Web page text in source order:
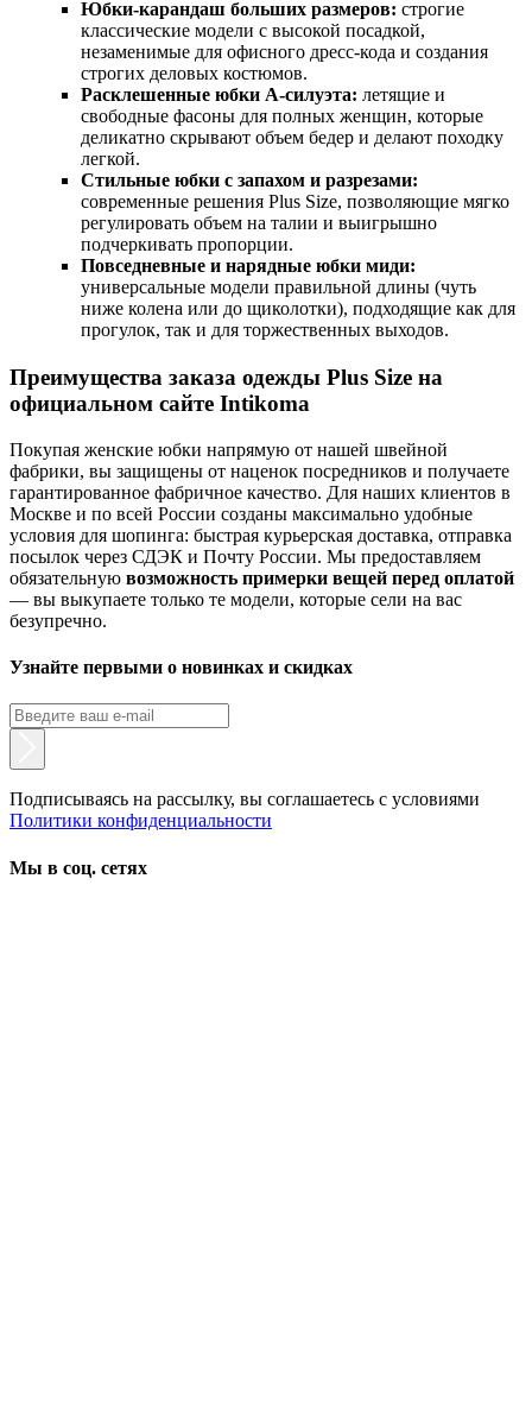
Юбки-карандаш больших размеров: строгие
классические модели с высокой посадкой,
незаменимые для офисного дресс-кода и создания
строгих деловых костюмов.
Расклешенные юбки А-силуэта: летящие и
свободные фасоны для полных женщин, которые
деликатно скрывают объем бедер и делают походку
легкой.
Стильные юбки с запахом и разрезами:
современные решения Plus Size, позволяющие мягко
регулировать объем на талии и выигрышно
подчеркивать пропорции.
Повседневные и нарядные юбки миди:
универсальные модели правильной длины (чуть
ниже колена или до щиколотки), подходящие как для
прогулок, так и для торжественных выходов.
Преимущества заказа одежды Plus Size на
официальном сайте Intikoma
Покупая женские юбки напрямую от нашей швейной
фабрики, вы защищены от наценок посредников и получаете
гарантированное фабричное качество. Для наших клиентов в
Москве и по всей России созданы максимально удобные
условия для шопинга: быстрая курьерская доставка, отправка
посылок через СДЭК и Почту России. Мы предоставляем
обязательную возможность примерки вещей перед оплатой
— вы выкупаете только те модели, которые сели на вас
безупречно.
Узнайте первыми о новинках и скидках
Подписываясь на рассылку, вы соглашаетесь с условиями
Политики конфиденциальности
Мы в соц. сетях